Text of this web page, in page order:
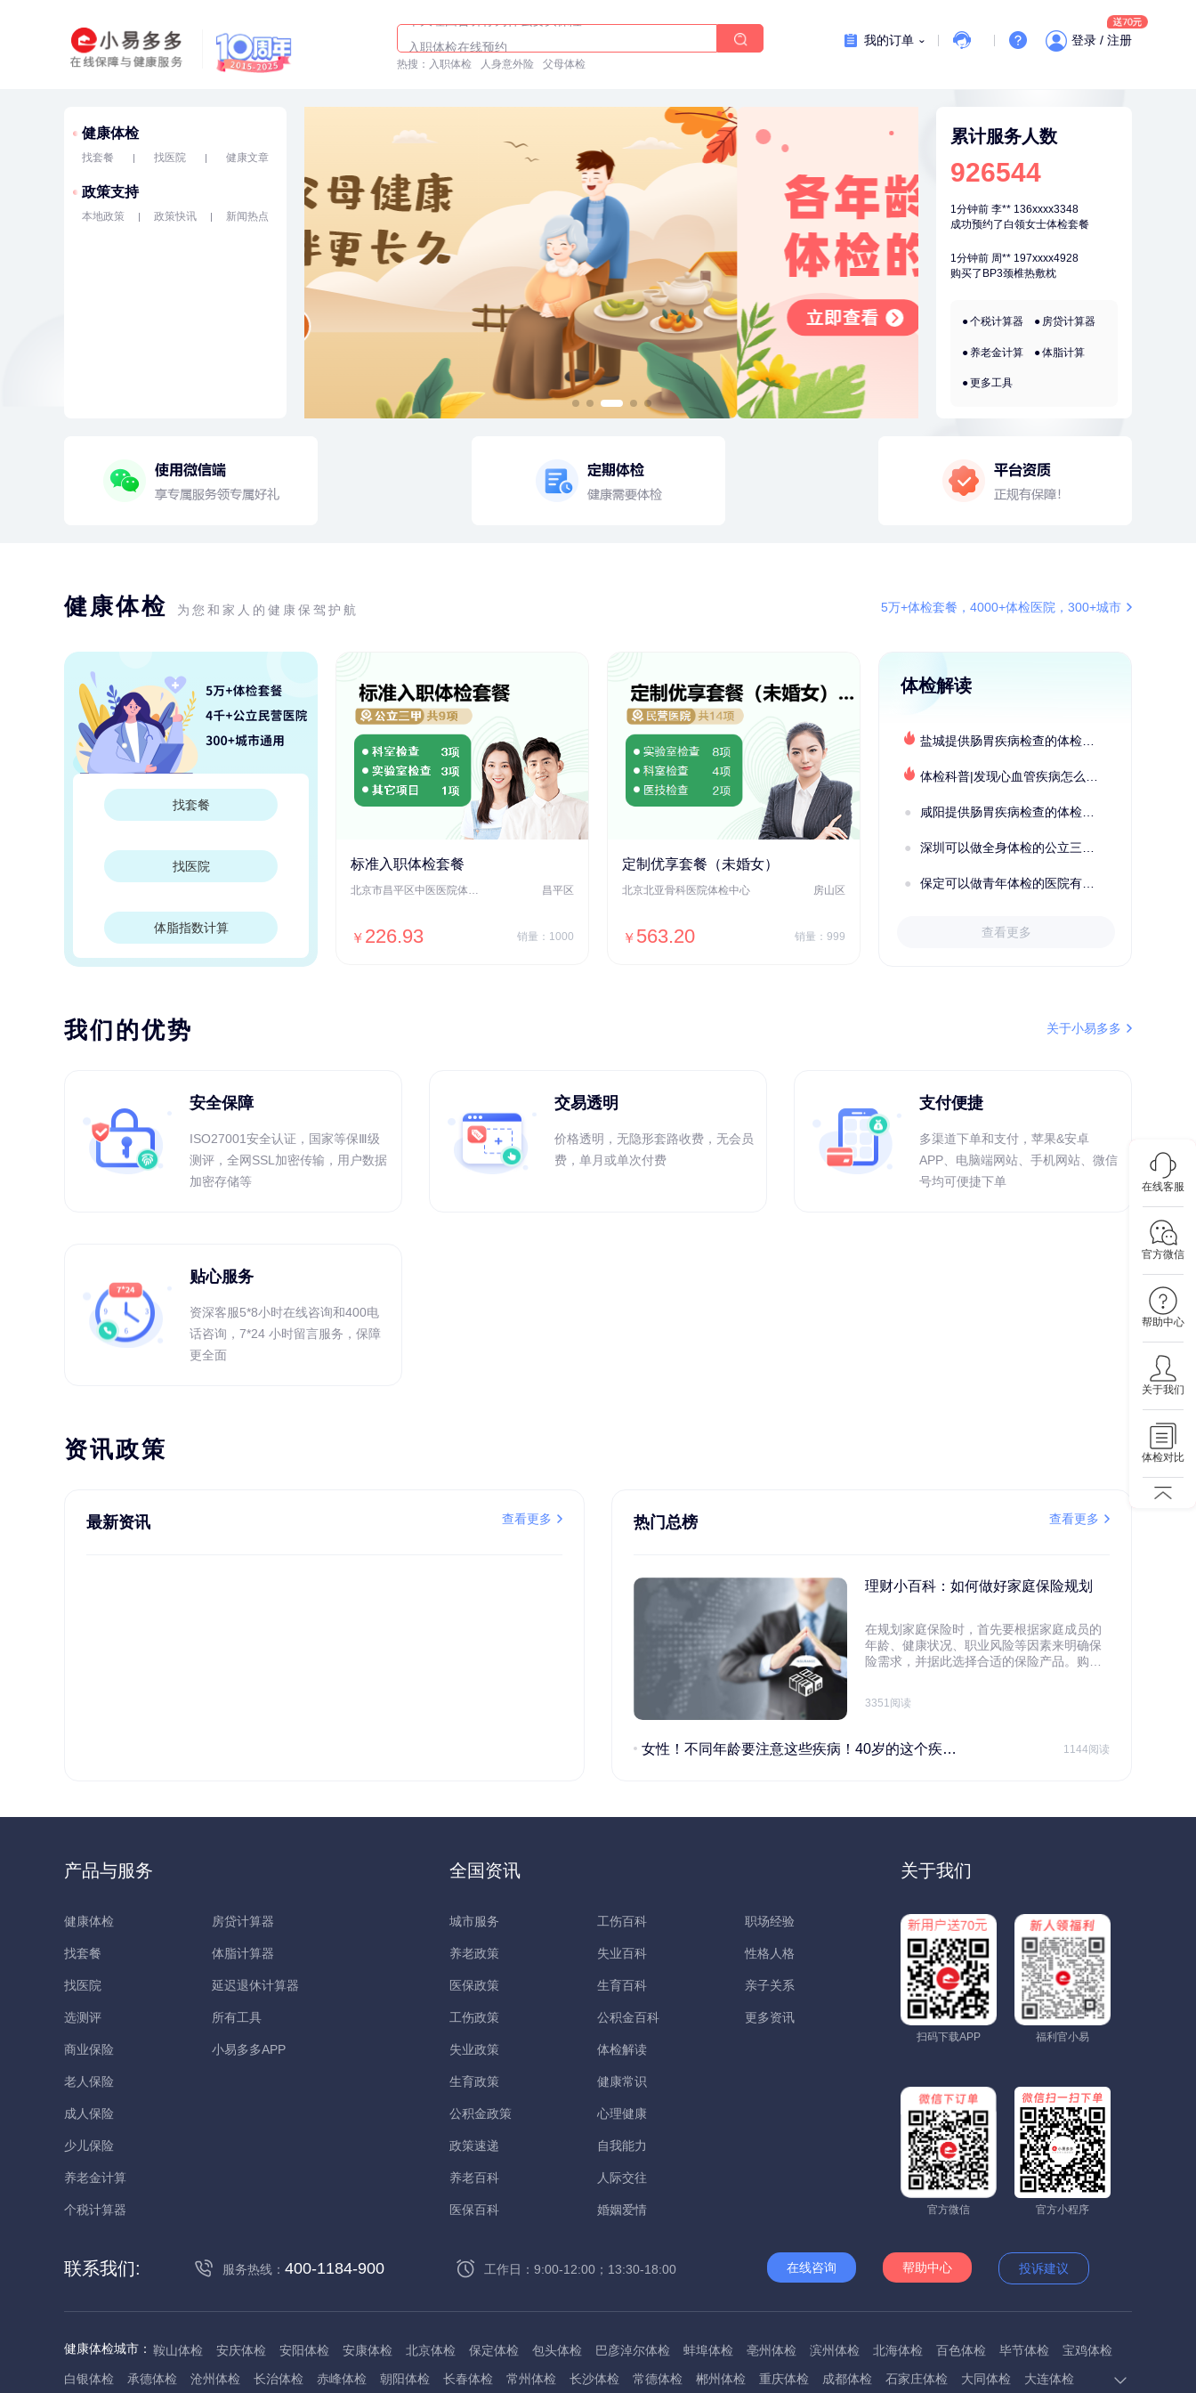
入职体检在线预约
热搜： 入职体检 人身意外险 父母体检
我的订单 登录 / 注册
健康体检
找套餐 找医院 健康文章
政策支持
本地政策 政策快讯 新闻热点
累计服务人数
926544
购买了固本堂阿胶糕传统口味400g
成功预约糖尿病强化体检套餐
刚刚 张** 132xxxx5456
成功预约糖尿病强化体检套餐
1分钟前 李** 136xxxx3348
成功预约了白领女士体检套餐
1分钟前 周** 197xxxx4928
购买了BP3颈椎热敷枕
购买了五常稻花香2号大米
2分钟前 张** 134xxxx4350
成功预约了尊享版孕前套餐（女）
购买了厨房家用多功能不锈钢刀具
六件套装
何* 196xxxx0519
7分钟前 肖** 153xxxx7553
成功预约了坐班族体检套餐（男）
7分钟前 袁** 177xxxx3003
刚刚 陆** 157xxxx7083
个税计算器 房贷计算器
养老金计算 体脂计算
更多工具
健康体检 为您和家人的健康保驾护航 5万+体检套餐，4000+体检医院，300+城市
找套餐
找医院
体脂指数计算
标准入职体检套餐
北京市昌平区中医医院体检中心 昌平区
￥ 226.93 销量：1000
定制优享套餐（未婚女）
北京北亚骨科医院体检中心 房山区
￥ 563.20 销量：999
秦皇岛市第一医院体检中心 北戴河区
体检解读
盐城提供肠胃疾病检查的体检套餐有哪些？体检机构有哪些选择？如何预约？
体检科普|发现心血管疾病怎么办？
咸阳提供肠胃疾病检查的体检套餐有哪些？体检机构有哪些选择？如何预约？
深圳可以做全身体检的公立三甲医院及体检套餐汇总
保定可以做青年体检的医院有哪些？有哪些套餐可以选择？
查看更多
我们的优势 关于小易多多
安全保障
ISO27001安全认证，国家等保Ⅲ级
测评，全网SSL加密传输，用户数据
加密存储等
交易透明
价格透明，无隐形套路收费，无会员
费，单月或单次付费
支付便捷
多渠道下单和支付，苹果&安卓
APP、电脑端网站、手机网站、微信
号均可便捷下单
贴心服务
资深客服5*8小时在线咨询和400电
话咨询，7*24 小时留言服务，保障
更全面
资讯政策
最新资讯 查看更多 热门总榜 查看更多
理财小百科：如何做好家庭保险规划
在规划家庭保险时，首先要根据家庭成员的
年龄、健康状况、职业风险等因素来明确保
险需求，并据此选择合适的保险产品。购买
规划家庭财务预算，确保保险费用不会对家
要经济支柱投保。
3351阅读
女性！不同年龄要注意这些疾病！40岁的这个疾病最需要注意！ 1144阅读
产品与服务
健康体检
找套餐
找医院
选测评
商业保险
老人保险
成人保险
少儿保险
养老金计算
个税计算器
房贷计算器
体脂计算器
延迟退休计算器
所有工具
小易多多APP
全国资讯
城市服务
养老政策
医保政策
工伤政策
失业政策
生育政策
公积金政策
政策速递
养老百科
医保百科
工伤百科
失业百科
生育百科
公积金百科
体检解读
健康常识
心理健康
自我能力
人际交往
婚姻爱情
职场经验
性格人格
亲子关系
更多资讯
关于我们
扫码下载APP 福利官小易
官方微信 官方小程序
联系我们: 服务热线： 400-1184-900 工作日：9:00-12:00；13:30-18:00 在线咨询 帮助中心 投诉建议
健康体检城市： 鞍山体检 安庆体检 安阳体检 安康体检 北京体检 保定体检 包头体检 巴彦淖尔体检 蚌埠体检 亳州体检 滨州体检 北海体检 百色体检 毕节体检
宝鸡体检
白银体检
承德体检 沧州体检 长治体检 赤峰体检 朝阳体检 长春体检 常州体检 长沙体检 常德体检 郴州体检 重庆体检 成都体检 石家庄体检 大同体检 大连体检
在线客服
官方微信
帮助中心
关于我们
体检对比